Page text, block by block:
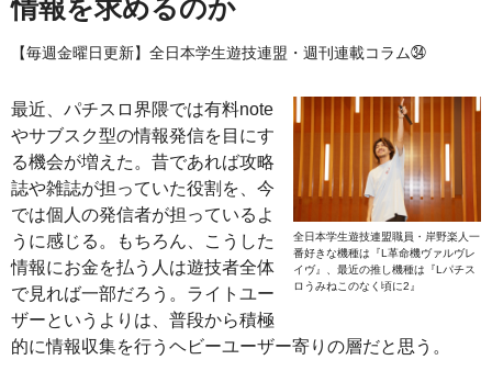
情報を求めるのか
【毎週金曜日更新】全日本学生遊技連盟・週刊連載コラム㉞
全日本学生遊技連盟職員・岸野楽人一
番好きな機種は『L革命機ヴァルヴレ
イヴ』、最近の推し機種は『Lパチス
ロうみねこのなく頃に2』
最近、パチスロ界隈では有料note
やサブスク型の情報発信を目にす
る機会が増えた。昔であれば攻略
誌や雑誌が担っていた役割を、今
では個人の発信者が担っているよ
うに感じる。もちろん、こうした
情報にお金を払う人は遊技者全体
で見れば一部だろう。ライトユー
ザーというよりは、普段から積極
的に情報収集を行うヘビーユーザー寄りの層だと思う。